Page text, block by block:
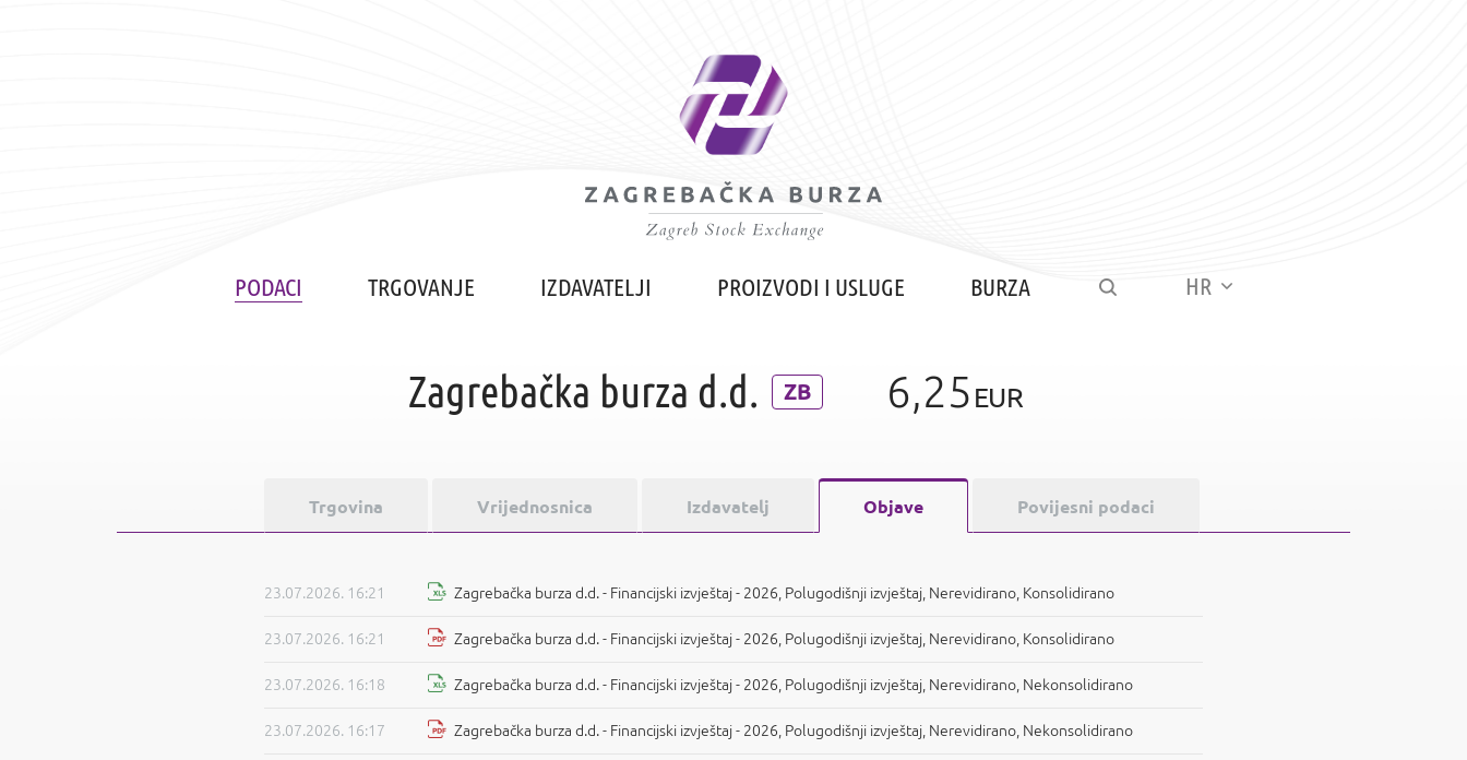
PODACI TRGOVANJE IZDAVATELJI PROIZVODI I USLUGE BURZA HR
Zagrebačka burza d.d. ZB 6,25 EUR
Trgovina Vrijednosnica Izdavatelj Objave Povijesni podaci
23.07.2026. 16:21 Zagrebačka burza d.d. - Financijski izvještaj - 2026, Polugodišnji izvještaj, Nerevidirano, Konsolidirano
23.07.2026. 16:21 Zagrebačka burza d.d. - Financijski izvještaj - 2026, Polugodišnji izvještaj, Nerevidirano, Konsolidirano
23.07.2026. 16:18 Zagrebačka burza d.d. - Financijski izvještaj - 2026, Polugodišnji izvještaj, Nerevidirano, Nekonsolidirano
23.07.2026. 16:17 Zagrebačka burza d.d. - Financijski izvještaj - 2026, Polugodišnji izvještaj, Nerevidirano, Nekonsolidirano